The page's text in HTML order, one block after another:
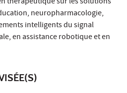
neuropharmacologie,
intelligents du signal
en assistance robotique et en